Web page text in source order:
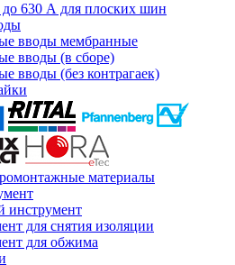
630 А для плоских шин
вводы мембранные
вводы (в сборе)
вводы (без контрагаек)
материалы
инструмент
для снятия изоляции
для обжима